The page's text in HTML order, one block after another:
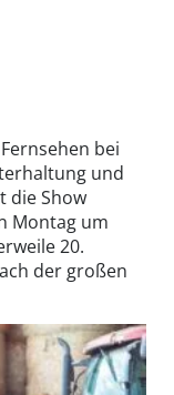
bei
und
die Show
Montag um
20.
der großen